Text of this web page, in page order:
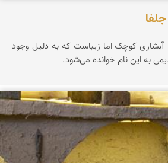
آبشاری کوچک اما زیباست که به دلیل وجود
به این نام خوانده می‌شود.